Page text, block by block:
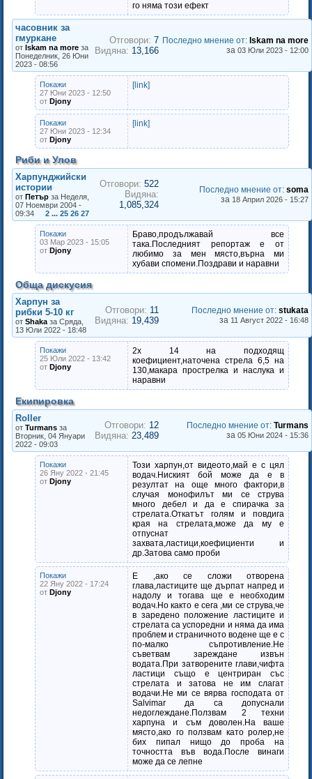
го няма този ефект
часовник за
гмуркане
Отговори: 7
Видяна: 13,166
Последно мнение от: Iskam na more
за 03 Юли 2023 - 12:00
от Iskam na more за
Понеделник, 26 Юни
2023 - 08:56
Покажи
27 Юни 2023 - 12:50
от Djony
[link]
Покажи
27 Юни 2023 - 12:34
от Djony
[link]
Риби и Улов
Харпунджийски
истории
Отговори: 522
Видяна:
1,085,324
Последно мнение от: soma
за 18 Април 2026 - 15:27
от Петър за Неделя,
07 Ноември 2004 -
09:34
2 ... 25 26 27
Покажи
03 Мар 2023 - 15:05
от Djony
Браво,продължавай все
така.Последният репортаж е от
любимо за мен място,върна ми
хубави спомени.Поздрави и наравни
Обща дискусия
Харпун за
рибки 5-10 кг
Отговори: 11
Видяна: 19,439
Последно мнение от: stukata
за 11 Август 2022 - 16:48
от Shaka за Сряда,
13 Юли 2022 - 18:48
Покажи
25 Юли 2022 - 13:42
от Djony
2х 14 на подходящ
коефициент,наточена стрела 6,5 на
130,макара прострелка и наслука и
наравни
Екипировка
Roller
Отговори: 12
Видяна: 23,489
Последно мнение от: Turmans
за 05 Юни 2024 - 15:36
от Turmans за
Вторник, 04 Януари
2022 - 09:03
Покажи
26 Яну 2022 - 21:45
от Djony
Този харпун,от видеото,май е с цял
водач.Ниският бой може да е в
резултат на още много фактори,в
случая монофилът ми се струва
много дебел и да е спирачка за
стрелата.Откатът голям и повдига
края на стрелата,може да му е
отпуснат
захвата,ластици,коефициенти и
др.Затова само проби
Покажи
22 Яну 2022 - 17:24
от Djony
Е ,ако се сложи отворена
глава,ластиците ще дърпат напред и
надолу и тогава ще е необходим
водач.Но както е сега ,ми се струва,че
в заредено положение ластиците и
стрелата са успоредни и няма да има
проблем и страничното водене ще е с
по-малко съпротивление.Не
съветвам зареждане извън
водата.При затворените глави,чифта
ластици също е центриран със
стрелата и затова не им слагат
водачи.Не ми се вярва господата от
Salvimar да са допуснали
недоглеждане.Ползвам 2 техни
харпуна и съм доволен.На ваше
място,ако го ползвам като ролер,не
бих пипал нищо до проба на
точността във вода.После винаги
може да се лепне